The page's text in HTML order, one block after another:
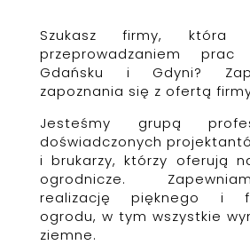
Szukasz firmy, która
przeprowadzaniem
Gdańsku i Gdyni?
zapoznania się z ofertą firmy
Jesteśmy grupą
doświadczonych
i brukarzy, którzy oferują
ogrodnicze.
realizację pięknego i
ogrodu, w tym wszystkie
ziemne.